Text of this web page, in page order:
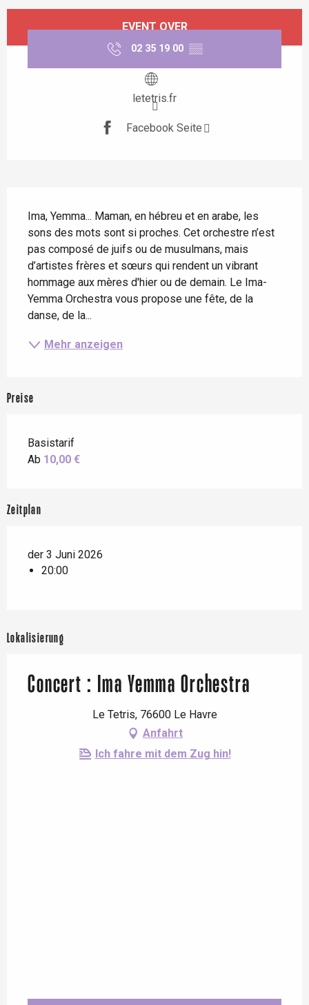
EVENT OVER
02 35 19 00 ▒▒
letetris.fr
Facebook Seite
Ima, Yemma... Maman, en hébreu et en arabe, les
sons des mots sont si proches. Cet orchestre n’est
pas composé de juifs ou de musulmans, mais
d’artistes frères et sœurs qui rendent un vibrant
hommage aux mères d'hier ou de demain. Le Ima-
Yemma Orchestra vous propose une fête, de la
danse, de la...
Mehr anzeigen
Preise
Basistarif
Ab 10,00 €
Zeitplan
der 3 Juni 2026
20:00
Lokalisierung
Concert : Ima Yemma Orchestra
Le Tetris, 76600 Le Havre
Anfahrt
Ich fahre mit dem Zug hin!